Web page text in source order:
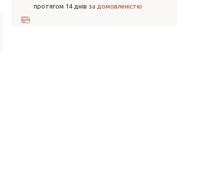
протягом 14 днів за домовленістю